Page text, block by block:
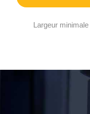
Largeur